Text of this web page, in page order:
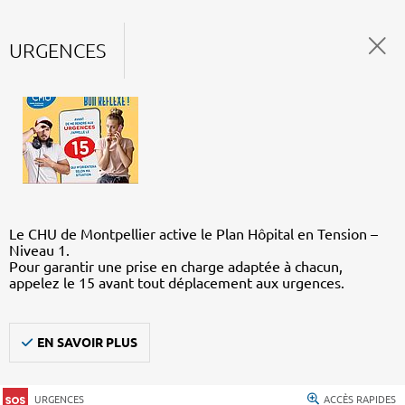
URGENCES
Le CHU de Montpellier active le Plan Hôpital en Tension –
Niveau 1.
Pour garantir une prise en charge adaptée à chacun,
appelez le 15 avant tout déplacement aux urgences.
EN SAVOIR PLUS
URGENCES ACCÈS RAPIDES